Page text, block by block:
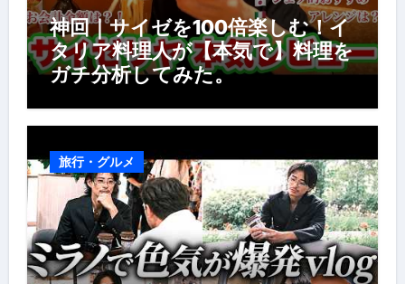
神回｜サイゼを100倍楽しむ！イ
タリア料理人が【本気で】料理を
ガチ分析してみた。
旅行・グルメ